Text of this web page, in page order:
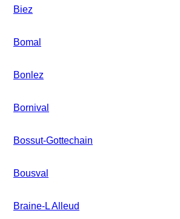
Biez
Bomal
Bonlez
Bornival
Bossut-Gottechain
Bousval
Braine-L Alleud